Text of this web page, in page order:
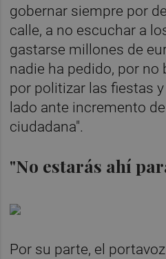
gobernar siempre por
calle, a no escuchar a
gastarse millones de
nadie ha pedido, por
por politizar las fiestas
lado ante incremento
ciudadana".
"No estarás ahí
Por su parte, el